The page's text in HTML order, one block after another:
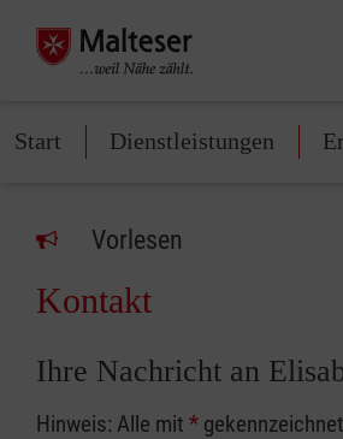
Start Dienstleistungen
Vorlesen
Kontakt
Ihre Nachricht an
Hinweis: Alle mit *